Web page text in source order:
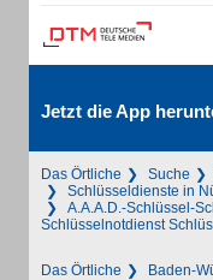
Jetzt die App
Das Örtliche Suche
Schlüsseldienste in
A.A.A.D.-Schlüssel-
Schlüsselnotdienst
Das Örtliche Baden-